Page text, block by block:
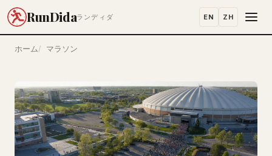
RunDidaランディダ EN ZH
ホーム マラソン